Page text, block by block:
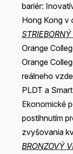
bariér:
Hong Kong v
Orange
Orange
reálneho
PLDT a
Ekonomické
postihnutím
zvyšovania
BRONZOVÝ